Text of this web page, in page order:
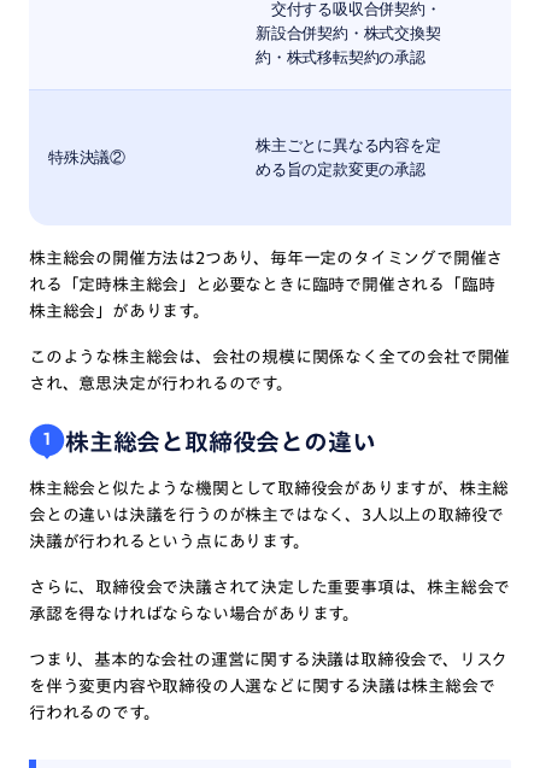
交付する吸収合併契約・
新設合併契約・株式交換契
約・株式移転契約の承認
特殊決議②
株主ごとに異なる内容を定
める旨の定款変更の承認
株主総会の開催方法は2つあり、毎年一定のタイミングで開催さ
れる「定時株主総会」と必要なときに臨時で開催される「臨時
株主総会」があります。
このような株主総会は、会社の規模に関係なく全ての会社で開催
され、意思決定が行われるのです。
1 株主総会と取締役会との違い
株主総会と似たような機関として取締役会がありますが、株主総
会との違いは決議を行うのが株主ではなく、3人以上の取締役で
決議が行われるという点にあります。
さらに、取締役会で決議されて決定した重要事項は、株主総会で
承認を得なければならない場合があります。
つまり、基本的な会社の運営に関する決議は取締役会で、リスク
を伴う変更内容や取締役の人選などに関する決議は株主総会で
行われるのです。